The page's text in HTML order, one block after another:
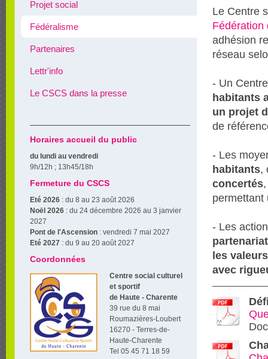
Le Centre
Fédération
adhésion
réseau
- Un
habitants
un projet
de
- Les
habitants,
concertés
- Les
partenariat
les
avec
Projet social
Fédéralisme
Partenaires
Lettr'info
Le CSCS dans la presse
Horaires accueil du public
du lundi au vendredi
9h/12h ; 13h45/18h
Fermeture du CSCS
Eté 2026 : du 8 au 23 août 2026
Noël 2026 : du 24 décembre 2026 au 3 janvier
2027
Pont de l'Ascension : vendredi 7 mai 2027
Eté 2027 : du 9 au 20 août 2027
Coordonnées
Centre social culturel
et sportif
de Haute - Charente
39 rue du 8 mai
Roumazières-Loubert
16270 - Terres-de-
Haute-Charente
Tel 05 45 71 18 59